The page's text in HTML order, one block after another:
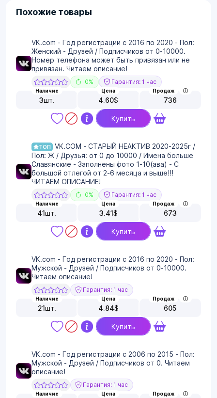
Похожие товары
VK.com - Год регистрации с 2016 по 2020 - Пол:
Женский - Друзей / Подписчиков от 0-10000.
Номер телефона может быть привязан или не
привязан. Читаем описание!
0% Гарантия: 1 час
Наличие
3шт.
Цена
4.60$
Продаж
736
Купить
ТОП
VK.COM - СТАРЫЙ НЕАКТИВ 2020-2025г /
Пол: Ж / Друзья: от 0 до 10000 / Имена больше
Славянские - Заполнены фото 1-10(ава) - С
большой отлегой от 2-6 месяца и выше!!!
ЧИТАЕМ ОПИСАНИЕ!
0% Гарантия: 1 час
Наличие
41шт.
Цена
3.41$
Продаж
673
Купить
VK.com - Год регистрации с 2016 по 2020 - Пол:
Мужской - Друзей / Подписчиков от 0-10000.
Читаем описание!
Гарантия: 1 час
Наличие
21шт.
Цена
4.84$
Продаж
605
Купить
VK.com - Год регистрации с 2006 по 2015 - Пол:
Мужской - Друзей / Подписчиков от 0. Читаем
описание!
Гарантия: 1 час
Наличие Цена Продаж